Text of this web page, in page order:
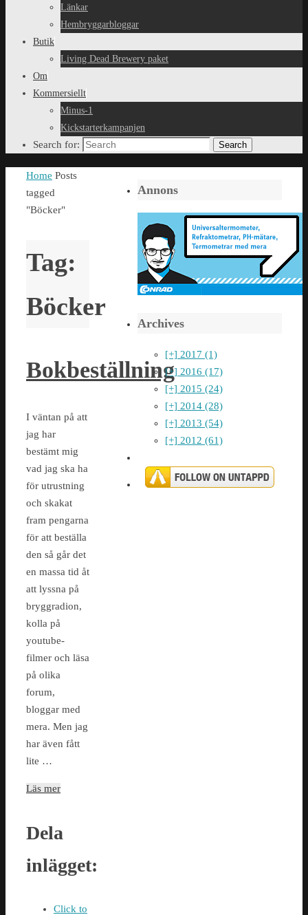
Länkar
Hembryggarbloggar
Butik
Living Dead Brewery paket
Om
Kommersiellt
Minus-1
Kickstarterkampanjen
Search for: Search
Home Posts
tagged
"Böcker"
Tag:
Böcker
Bokbeställning
I väntan på att
jag har
bestämt mig
vad jag ska ha
för utrustning
och skakat
fram pengarna
för att beställa
den så går det
en massa tid åt
att lyssna på
bryggradion,
kolla på
youtube-
filmer och läsa
på olika
forum,
bloggar med
mera. Men jag
har även fått
lite …
Läs mer
Dela
inlägget:
Click to
Annons
Archives
[+] 2017 (1)
[+] 2016 (17)
[+] 2015 (24)
[+] 2014 (28)
[+] 2013 (54)
[+] 2012 (61)